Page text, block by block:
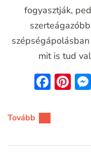
fogyasztják,
mit is tud
Tovább